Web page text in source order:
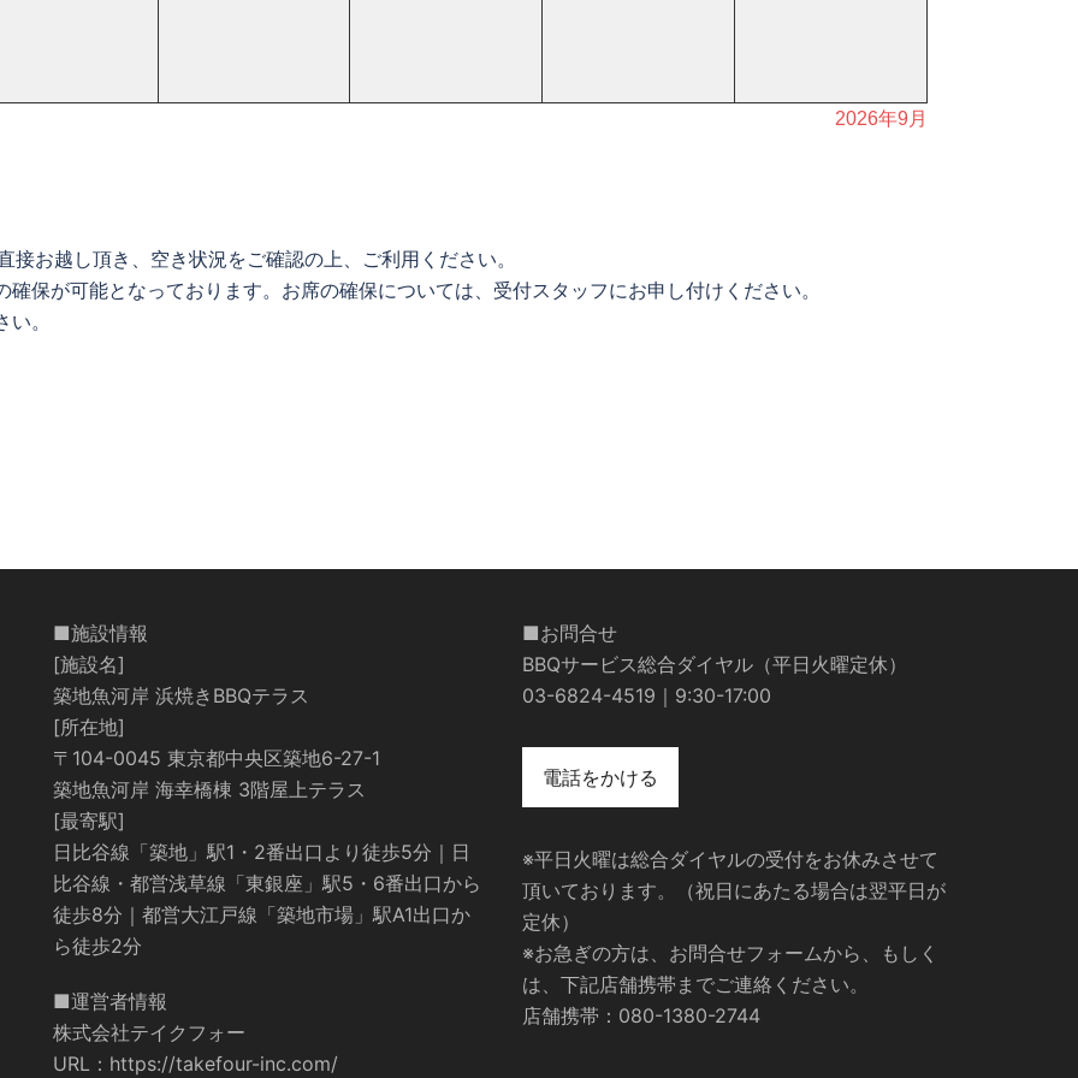
2026年9月
お越し頂き、空き状況をご確認の上、ご利用ください。
保が可能となっております。お席の確保については、受付スタッフにお申し付けください。
。
■施設情報
[施設名]
築地魚河岸 浜焼きBBQテラス
[所在地]
〒104-0045 東京都中央区築地6-27-1
築地魚河岸 海幸橋棟 3階屋上テラス
[最寄駅]
日比谷線「築地」駅1・2番出口より徒歩5分｜日
比谷線・都営浅草線「東銀座」駅5・6番出口から
徒歩8分｜都営大江戸線「築地市場」駅A1出口か
ら徒歩2分
■運営者情報
株式会社テイクフォー
URL： https://takefour-inc.com/
■お問合せ
BBQサービス総合ダイヤル（平日火曜定休）
03-6824-4519｜9:30-17:00
電話をかける
※平日火曜は総合ダイヤルの受付をお休みさせて
頂いております。（祝日にあたる場合は翌平日が
定休）
※お急ぎの方は、お問合せフォームから、もしく
は、下記店舗携帯までご連絡ください。
店舗携帯：080-1380-2744